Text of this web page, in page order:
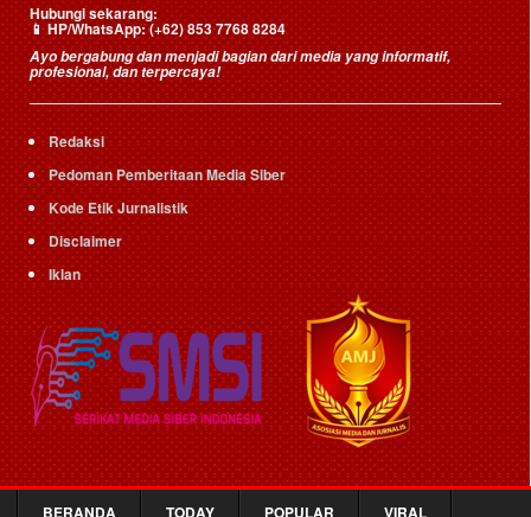
Hubungi sekarang:
📱HP/WhatsApp:(+62) 853 7768 8284
Ayo bergabung dan menjadi bagian dari media yang informatif,
profesional, dan terpercaya!
Redaksi
Pedoman Pemberitaan Media Siber
Kode Etik Jurnalistik
Disclaimer
Iklan
BERANDA TODAY POPULAR VIRAL